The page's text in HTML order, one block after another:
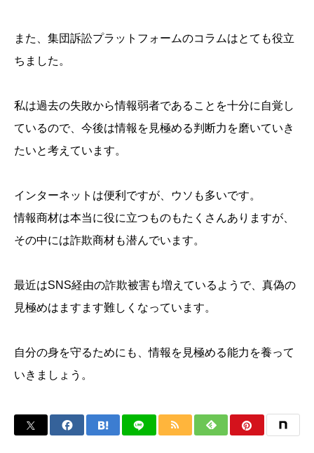
また、集団訴訟プラットフォームのコラムはとても役立
ちました。
私は過去の失敗から情報弱者であることを十分に自覚し
ているので、今後は情報を見極める判断力を磨いていき
たいと考えています。
インターネットは便利ですが、ウソも多いです。
情報商材は本当に役に立つものもたくさんありますが、
その中には詐欺商材も潜んでいます。
最近はSNS経由の詐欺被害も増えているようで、真偽の
見極めはますます難しくなっています。
自分の身を守るためにも、情報を見極める能力を養って
いきましょう。